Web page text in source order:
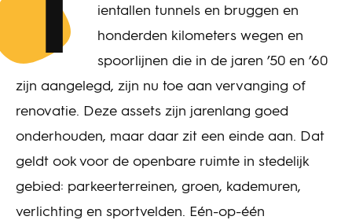
T
ientallen tunnels en bruggen en
honderden kilometers wegen en
spoorlijnen die in de jaren ’50 en ’60
zijn aangelegd, zijn nu toe aan vervanging of
renovatie. Deze assets zijn jarenlang goed
onderhouden, maar daar zit een einde aan. Dat
geldt ook voor de openbare ruimte in stedelijk
gebied: parkeerterreinen, groen, kademuren,
verlichting en sportvelden. Eén-op-één